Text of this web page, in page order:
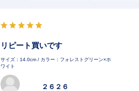
リピート買いです
サイズ：14.0cm / カラー：フォレストグリーン×ホ
ワイト
２６２６